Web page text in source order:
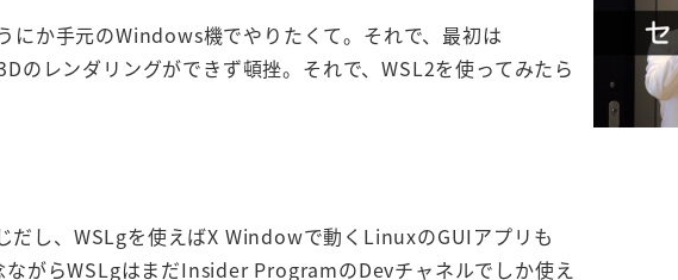
か手元のWindows機でやりたくて。それで、最初は
レンダリングができず頓挫。それで、WSL2を使ってみたら
し、WSLgを使えばX Windowで動くLinuxのGUIアプリも
がらWSLgはまだInsider ProgramのDevチャネルでしか使え